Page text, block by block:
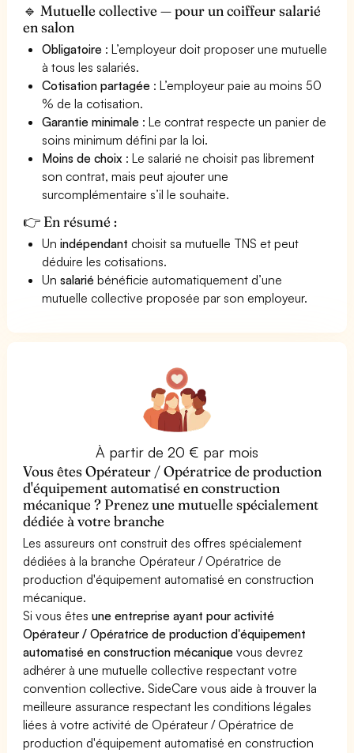
🔹 Mutuelle collective — pour un coiffeur salarié
en salon
Obligatoire : L’employeur doit proposer une mutuelle
à tous les salariés.
Cotisation partagée : L’employeur paie au moins 50
% de la cotisation.
Garantie minimale : Le contrat respecte un panier de
soins minimum défini par la loi.
Moins de choix : Le salarié ne choisit pas librement
son contrat, mais peut ajouter une
surcomplémentaire s’il le souhaite.
👉 En résumé :
Unindépendant choisit sa mutuelle TNS et peut
déduire les cotisations.
Unsalarié bénéficie automatiquement d’une
mutuelle collective proposée par son employeur.
À partir de 20 € par mois
Vous êtes Opérateur / Opératrice de production
d'équipement automatisé en construction
mécanique ? Prenez une mutuelle spécialement
dédiée à votre branche
Les assureurs ont construit des offres spécialement
dédiées à la branche Opérateur / Opératrice de
production d'équipement automatisé en construction
mécanique.
Si vous êtesune entreprise ayant pour activité
Opérateur / Opératrice de production d'équipement
automatisé en construction mécanique vous devrez
adhérer à une mutuelle collective respectant votre
convention collective. SideCare vous aide à trouver la
meilleure assurance respectant les conditions légales
liées à votre activité de Opérateur / Opératrice de
production d'équipement automatisé en construction